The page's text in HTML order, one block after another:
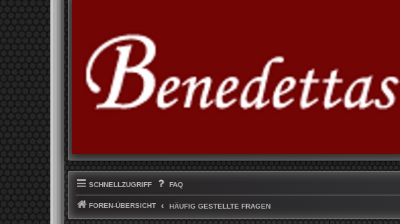
SCHNELLZUGRIFF FAQ
FOREN-ÜBERSICHT HÄUFIG GESTELLTE FRAGEN